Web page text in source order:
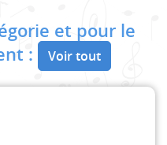
et pour le
:
Voir tout